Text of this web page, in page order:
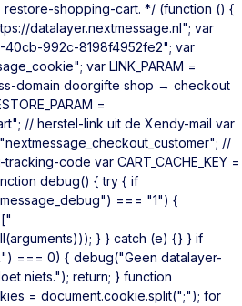
shopping-cart. */ (function () {
datalayer.nextmessage.nl"; var
40cb-992c-8198f4952fe2"; var
var LINK_PARAM =
domain doorgifte shop → checkout
=
// herstel-link uit de Xendy-mail var
"nextmessage_checkout_customer"; //
code var CART_CACHE_KEY =
debug() { try { if
=== "1") {
} } catch (e) {} } if
=== 0) { debug("Geen datalayer-
niets."); return; } function
= document.cookie.split(";"); for